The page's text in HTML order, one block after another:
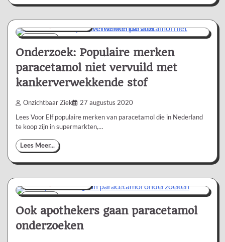
2 min 0
Onderzoek: Populaire merken
paracetamol niet vervuild met
kankerverwekkende stof
Onzichtbaar Ziek 27 augustus 2020
Lees Voor Elf populaire merken van paracetamol die in Nederland
te koop zijn in supermarkten,…
Lees Meer...
1 min 0
Nieuws/Informatie
Ook apothekers gaan paracetamol
onderzoeken